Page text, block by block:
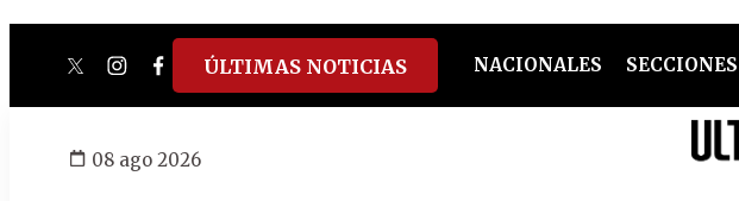
twitterinstagram
facebook
tiktokyoutube
spotify
ÚLTIMAS NOTICIAS NACIONALES SECCIONES
08 ago 2026